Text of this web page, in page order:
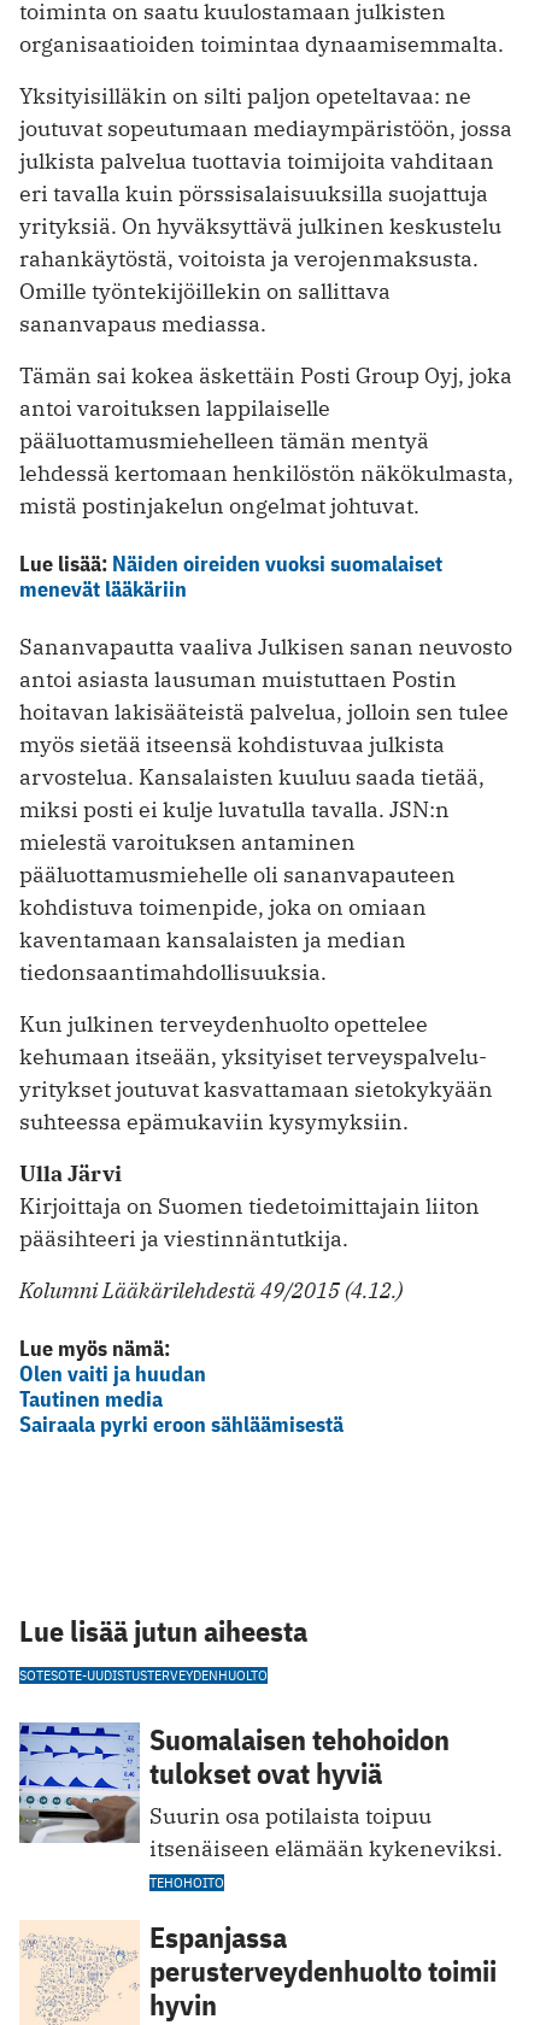
toiminta on saatu kuulostamaan julkisten
organisaatioiden toimintaa dynaamisemmalta.
Yksityisilläkin on silti paljon opeteltavaa: ne
joutuvat sopeutumaan mediaympäristöön, jossa
julkista palvelua tuottavia toimijoita vahditaan
eri tavalla kuin pörssisalaisuuksilla suojattuja
yrityksiä. On hyväksyttävä julkinen keskustelu
rahankäytöstä, voitoista ja verojenmaksusta.
Omille työntekijöillekin on sallittava
sananvapaus mediassa.
Tämän sai kokea äskettäin Posti Group Oyj, joka
antoi varoituksen lappilaiselle
pääluottamusmiehelleen tämän mentyä
lehdessä kertomaan henkilöstön näkökulmasta,
mistä postinjakelun ongelmat johtuvat.
Lue lisää: Näiden oireiden vuoksi suomalaiset
menevät lääkäriin
Sananvapautta vaaliva Julkisen sanan neuvosto
antoi asiasta lausuman muistuttaen Postin
hoitavan lakisääteistä palvelua, jolloin sen tulee
myös sietää itseensä kohdistuvaa julkista
arvostelua. Kansalaisten kuuluu saada tietää,
miksi posti ei kulje luvatulla tavalla. JSN:n
mielestä varoituksen antaminen
pääluottamusmiehelle oli sananvapauteen
kohdistuva toimenpide, joka on omiaan
kaventamaan kansalaisten ja median
tiedonsaantimahdollisuuksia.
Kun julkinen terveydenhuolto opettelee
kehumaan itseään, yksityiset terveyspalvelu­
yritykset joutuvat kasvattamaan sietokykyään
suhteessa epämukaviin kysymyksiin.
Ulla Järvi
Kirjoittaja on Suomen tiedetoimittajain liiton
pääsihteeri ja viestinnäntutkija.
Kolumni Lääkärilehdestä 49/2015 (4.12.)
Lue myös nämä:
Olen vaiti ja huudan
Tautinen media
Sairaala pyrki eroon sähläämisestä
Lue lisää jutun aiheesta
SOTESOTE-UUDISTUSTERVEYDENHUOLTO
Suomalaisen tehohoidon
tulokset ovat hyviä
Suurin osa potilaista toipuu
itsenäiseen elämään kykeneviksi.
TEHOHOITO
Espanjassa
perusterveydenhuolto toimii
hyvin